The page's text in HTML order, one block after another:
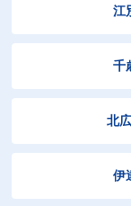
江
千
北
伊